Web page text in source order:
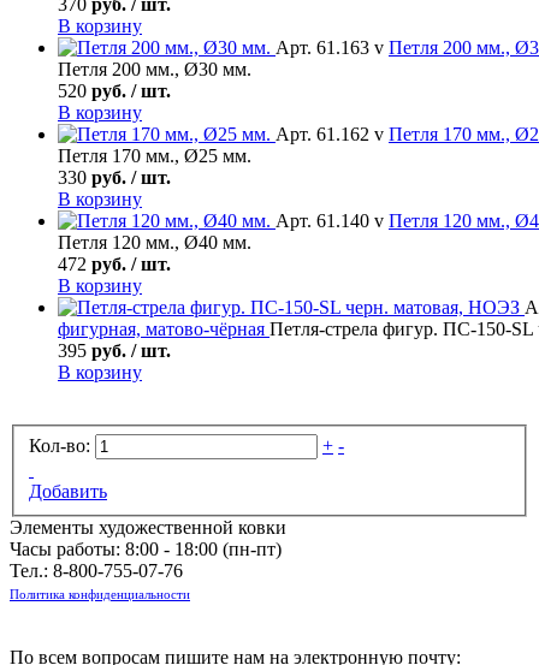
370 руб. / шт.
В корзину
Арт. 61.163 v Петля 200 мм.,
Петля 200 мм., Ø30 мм.
520 руб. / шт.
В корзину
Арт. 61.162 v Петля 170 мм.,
Петля 170 мм., Ø25 мм.
330 руб. / шт.
В корзину
Арт. 61.140 v Петля 120 мм.,
Петля 120 мм., Ø40 мм.
472 руб. / шт.
В корзину
фигурная, матово-чёрная Петля-стрела фигур. ПС-150-
395 руб. / шт.
В корзину
Кол-во: + -
Добавить
Элементы художественной ковки
Часы работы: 8:00 - 18:00 (пн-пт)
Тел.: 8-800-755-07-76
Политика конфиденциальности
По всем вопросам пишите нам на электронную почту: